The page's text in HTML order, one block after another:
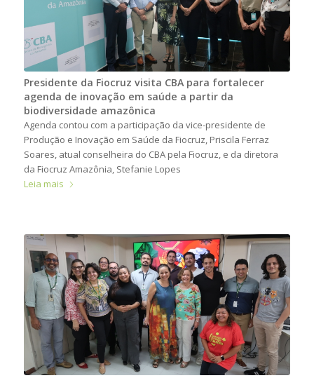
Presidente da Fiocruz visita CBA para fortalecer
agenda de inovação em saúde a partir da
biodiversidade amazônica
Agenda contou com a participação da vice-presidente de
Produção e Inovação em Saúde da Fiocruz, Priscila Ferraz
Soares, atual conselheira do CBA pela Fiocruz, e da diretora
da Fiocruz Amazônia, Stefanie Lopes
Leia mais